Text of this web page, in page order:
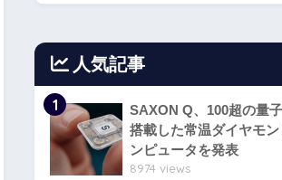
人気記事
1
SAXON Q、100超の量
搭載した常温ダイヤモン
ンピュータを発表
8974 views